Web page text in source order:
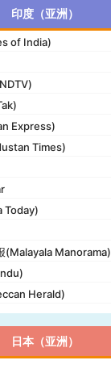
Sanomat)
Times)
印度（亚洲）
of India)
Express)
Times)
Today)
(Malayala Manorama)
Herald)
日本（亚洲）